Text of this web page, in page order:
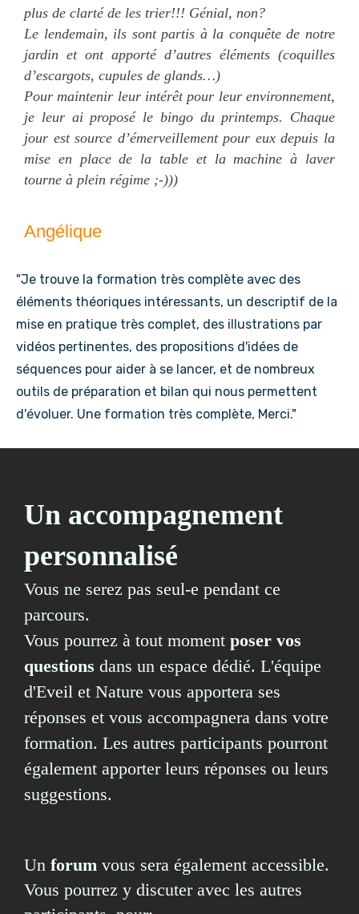
plus de clarté de les trier!!! Génial, non?
Le lendemain, ils sont partis à la conquête de notre
jardin et ont apporté d’autres éléments (coquilles
d’escargots, cupules de glands…)
Pour maintenir leur intérêt pour leur environnement,
je leur ai proposé le bingo du printemps. Chaque
jour est source d’émerveillement pour eux depuis la
mise en place de la table et la machine à laver
tourne à plein régime ;-)))
Angélique
"Je trouve la formation très complète avec des
éléments théoriques intéressants, un descriptif de la
mise en pratique très complet, des illustrations par
vidéos pertinentes, des propositions d'idées de
séquences pour aider à se lancer, et de nombreux
outils de préparation et bilan qui nous permettent
d'évoluer. Une formation très complète, Merci."
Un accompagnement
personnalisé
Vous ne serez pas seul-e pendant ce
parcours.
Vous pourrez à tout moment poser vos
questions dans un espace dédié. L'équipe
d'Eveil et Nature vous apportera ses
réponses et vous accompagnera dans votre
formation. Les autres participants pourront
également apporter leurs réponses ou leurs
suggestions.
Un forum vous sera également accessible.
Vous pourrez y discuter avec les autres